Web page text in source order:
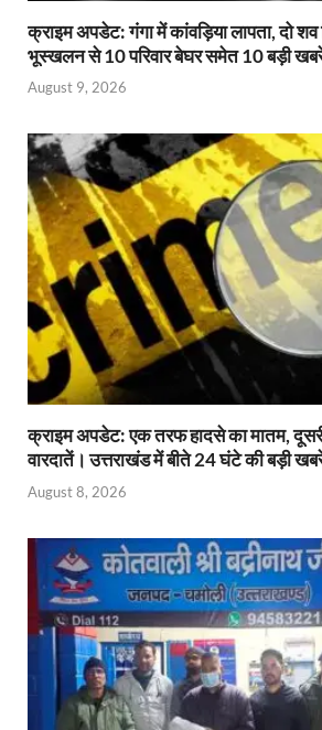
क्राइम अपडेट: गंगा में कांवड़िया लापता, दो
भूस्खलन से 10 परिवार बेघर समेत 10 बड़ी
August 9, 2026
क्राइम अपडेट: एक तरफ हादसे का मातम,
वारदातें। उत्तराखंड में बीते 24 घंटे की बड़ी
August 8, 2026